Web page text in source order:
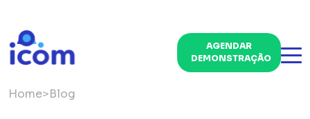
AGENDAR
DEMONSTRAÇÃO
Home>Blog